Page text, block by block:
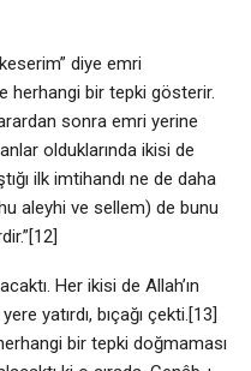
diye emri
herhangi bir tepki gösterir.
sonra emri yerine
olduklarında ikisi de
ilk imtihandı ne de daha
aleyhi ve sellem) de bunu
Her ikisi de Allah’ın
yatırdı, bıçağı çekti.[13]
bir tepki doğmaması